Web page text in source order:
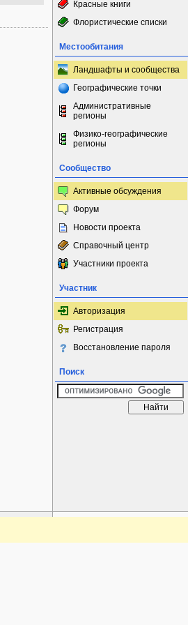
Красные книги
Флористические списки
Местообитания
Ландшафты и сообщества
Географические точки
Административные
регионы
Физико-географические
регионы
Сообщество
Активные обсуждения
Форум
Новости проекта
Справочный центр
Участники проекта
Участник
Авторизация
Регистрация
Восстановление пароля
Поиск